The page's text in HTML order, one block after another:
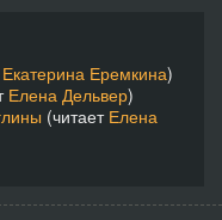
37:29
31:35
Екатерина Еремкина)
Елена Дельвер)
(читает Елена